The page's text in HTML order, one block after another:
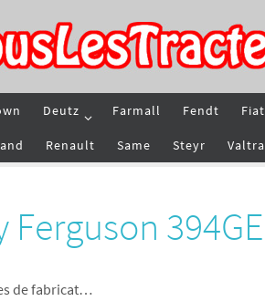
Deutz Farmall Fendt Fiat
Renault Same Steyr Valtra
394GE
de fabricat…